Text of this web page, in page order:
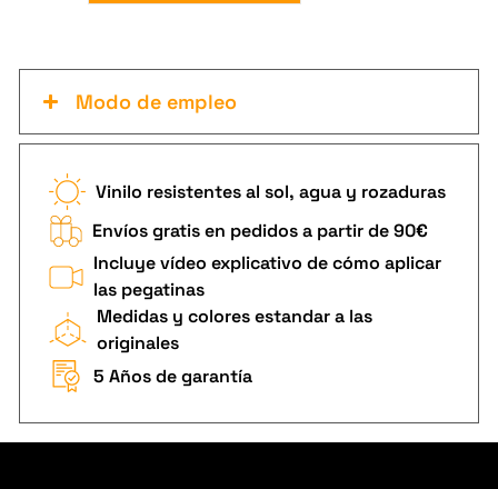
Modo de empleo
Vinilo resistentes al sol, agua y rozaduras
Envíos gratis en pedidos a partir de 90€
Incluye vídeo explicativo de cómo aplicar
las pegatinas
Medidas y colores estandar a las
originales
5 Años de garantía